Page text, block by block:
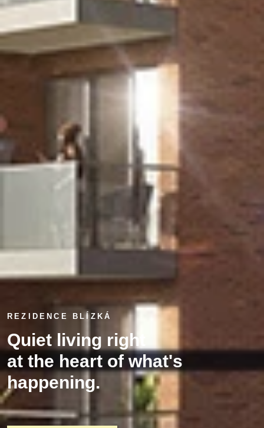
REZIDENCE BLÍZKÁ
Quiet living right
at the heart of what's
happening.